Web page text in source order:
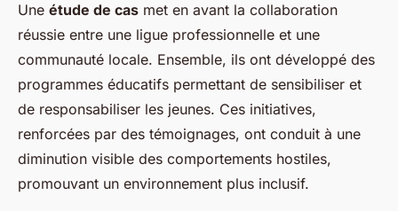
Une étude de cas met en avant la collaboration
réussie entre une ligue professionnelle et une
communauté locale. Ensemble, ils ont développé des
programmes éducatifs permettant de sensibiliser et
de responsabiliser les jeunes. Ces initiatives,
renforcées par des témoignages, ont conduit à une
diminution visible des comportements hostiles,
promouvant un environnement plus inclusif.